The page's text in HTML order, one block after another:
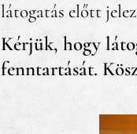
látogatás előtt
Kérjük, hogy
fenntartását.